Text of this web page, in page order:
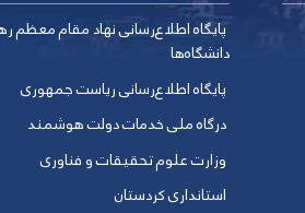
پایگاه اطلاع‌رسانی نهاد مقام معظم
دانشگاه‌ها
پایگاه اطلاع‌رسانی ریاست جمهوری
درگاه ملی خدمات دولت هوشمند
وزارت علوم تحقیقات و فناوری
استانداری کردستان